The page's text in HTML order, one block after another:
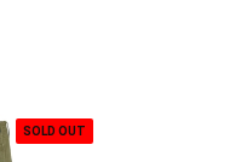
SOLD OUT